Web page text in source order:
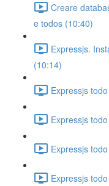
Creare
e todos (10:40)
Expressjs.
(10:14)
Expressjs
Expressjs
Expressjs
Expressjs